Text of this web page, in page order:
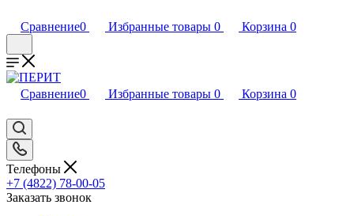
Сравнение0 Избранные товары 0 Корзина 0
Сравнение0 Избранные товары 0 Корзина 0
Телефоны
+7 (4822) 78-00-05
Заказать звонок